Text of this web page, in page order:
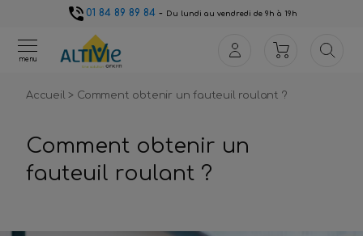
01 84 89 89 84- Du lundi au vendredi de 9h à 19h
menu
Accueil> Comment obtenir un fauteuil roulant ?
Comment obtenir un
fauteuil roulant ?